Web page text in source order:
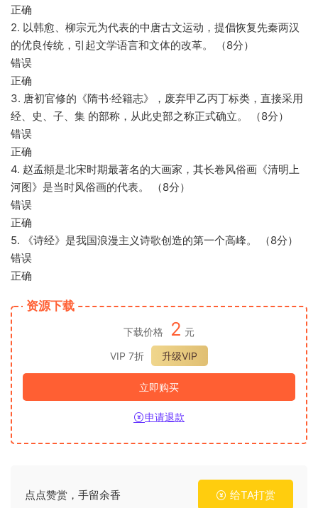
正确
2. 以韩愈、柳宗元为代表的中唐古文运动，提倡恢复先秦两汉
的优良传统，引起文学语言和文体的改革。 （8分）
错误
正确
3. 唐初官修的《隋书·经籍志》，废弃甲乙丙丁标类，直接采用
经、史、子、集 的部称，从此史部之称正式确立。 （8分）
错误
正确
4. 赵孟頫是北宋时期最著名的大画家，其长卷风俗画《清明上
河图》是当时风俗画的代表。 （8分）
错误
正确
5. 《诗经》是我国浪漫主义诗歌创造的第一个高峰。 （8分）
错误
正确
资源下载
下载价格 2 元
VIP 7折
升级VIP
立即购买
申请退款
点点赞赏，手留余香 给TA打赏